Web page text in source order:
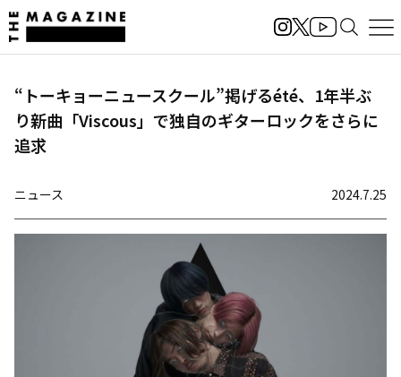
“トーキョーニュースクール”掲げるété、1年半ぶ
り新曲「Viscous」で独自のギターロックをさらに
追求
ニュース 2024.7.25